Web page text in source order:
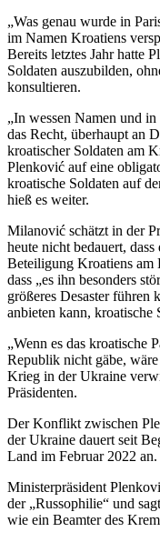
„Was genau wurde in
im Namen Kroatiens
Bereits letztes Jahr hatte
Soldaten auszubilden,
konsultieren.
„In wessen Namen und
das Recht, überhaupt an
kroatischer Soldaten am
Plenković auf eine
kroatische Soldaten auf
hieß es weiter.
Milanović schätzt in der
heute nicht bedauert,
Beteiligung Kroatiens am
dass „es ihn besonders
größeres Desaster führen
anbieten kann,
„Wenn es das kroatische
Republik nicht gäbe,
Krieg in der Ukraine
Präsidenten.
Der Konflikt zwischen
der Ukraine dauert seit
Land im Februar 2022 an.
Ministerpräsident
der „Russophilie“ und
wie ein Beamter des